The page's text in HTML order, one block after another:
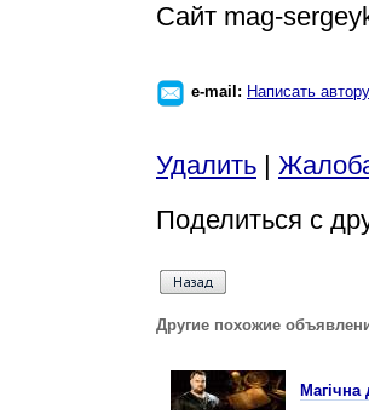
Сайт mag-
e-mail: Написать автору
Удалить |
Поделиться с
Другие похожие